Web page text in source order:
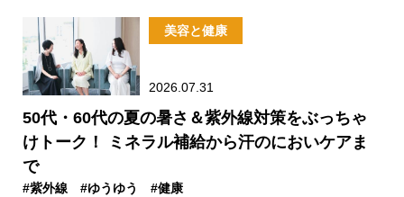
美容と健康
2026.07.31
50代・60代の夏の暑さ＆紫外線対策をぶっちゃ
けトーク！ ミネラル補給から汗のにおいケアま
で
#紫外線 #ゆうゆう #健康